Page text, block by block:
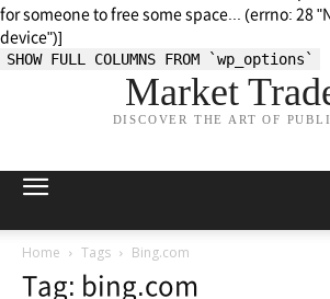
for someone to free some space... (errno: 28
device")]
SHOW FULL COLUMNS FROM `wp_options`
Market
DISCOVER THE ART OF
Home Tags Bing.com
Tag: bing.com